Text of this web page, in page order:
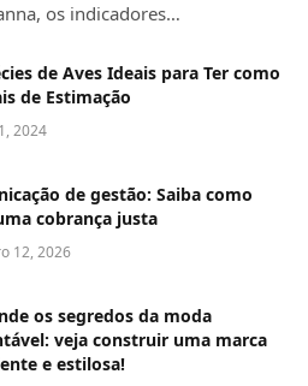
os indicadores…
de Aves Ideais para Ter como
de Estimação
2024
de gestão: Saiba como
cobrança justa
12, 2026
os segredos da moda
veja construir uma marca
e estilosa!